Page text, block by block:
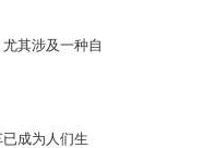
其涉及一种自
成为人们生